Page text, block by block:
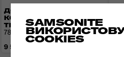
SAMSONITE
COOKIES
ДОРОЖНЯ СУМКА НА
КОЛЕСАХ URBAN
TRACK
78,5x44x43 см | 3 кг | 116 л
9 550 грн